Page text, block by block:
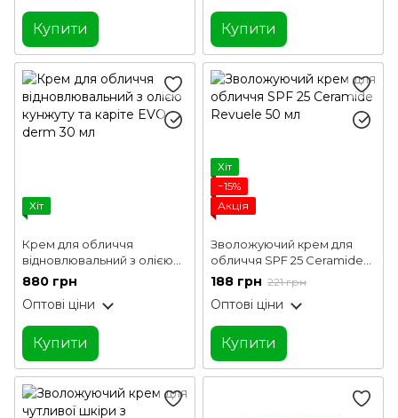
Купити Купити
Хіт
Крем для обличчя
відновлювальний з олією
кунжуту та каріте EVO
derm 30 мл
880 грн
Оптові ціни
Купити
Хіт
−15%
Акція
Зволожуючий крем для
обличчя SPF 25 Ceramide
Revuele 50 мл
188 грн 221 грн
Оптові ціни
Купити